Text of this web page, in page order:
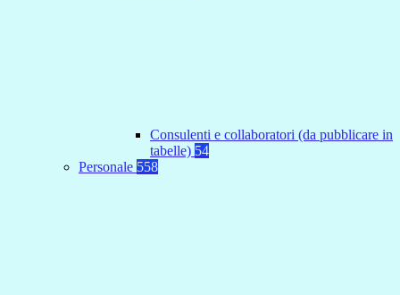
Consulenti e collaboratori (da pubblicare in
tabelle) 54
Personale 558